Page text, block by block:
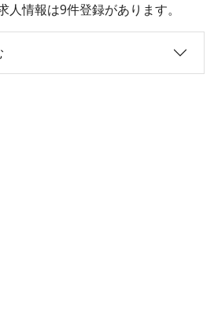
人情報は9件登録があります。